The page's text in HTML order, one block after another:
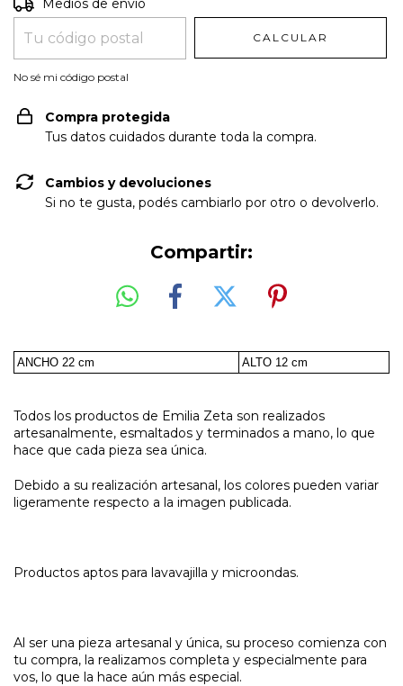
Medios de envío
CALCULAR
No sé mi código postal
Compra protegida
Tus datos cuidados durante toda la compra.
Cambios y devoluciones
Si no te gusta, podés cambiarlo por otro o devolverlo.
Compartir:
ANCHO 22 cm ALTO 12 cm
Todos los productos de Emilia Zeta son realizados
artesanalmente, esmaltados y terminados a mano, lo que
hace que cada pieza sea única.
Debido a su realización artesanal, los colores pueden variar
ligeramente respecto a la imagen publicada.
Productos aptos para lavavajilla y microondas.
Al ser una pieza artesanal y única, su proceso comienza con
tu compra, la realizamos completa y especialmente para
vos, lo que la hace aún más especial.